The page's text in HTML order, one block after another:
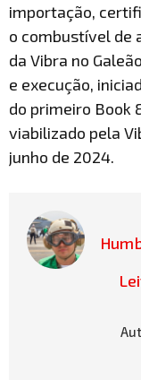
importação,
o combustível de
da Vibra no
e execução,
do primeiro Book
viabilizado pela
junho de 2024.